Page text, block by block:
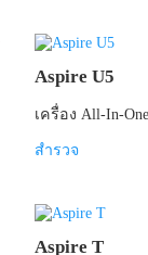
Aspire U5
เครื่อง All-In-
สำรวจ
Aspire T